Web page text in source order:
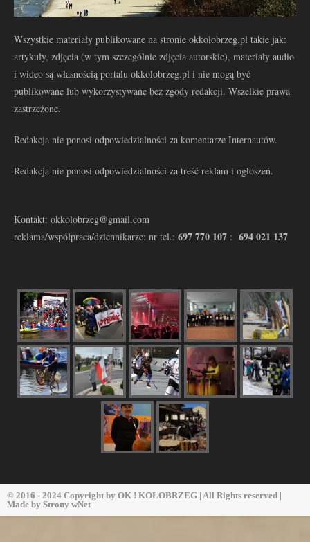
Wszystkie materiały publikowane na stronie okkolobrzeg.pl takie jak:
artykuły, zdjęcia (w tym szczególnie zdjęcia autorskie), materiały audio
i wideo są własnością portalu okkolobrzeg.pl i nie mogą być
publikowane lub wykorzystywane bez zgody redakcji. Wszelkie prawa
zastrzeżone.
Redakcja nie ponosi odpowiedzialności za komentarze Internautów.
Redakcja nie ponosi odpowiedzialności za treść reklam i ogłoszeń.
Kontakt: okkolobrzeg@gmail.com
reklama/współpraca/dziennikarze: nr tel.: 697 770 107 : 694 021 137
© 2016 - 2024 Copyright by OK ! KOŁOBRZEG | All Rights reserved |
Made by Strony wNet